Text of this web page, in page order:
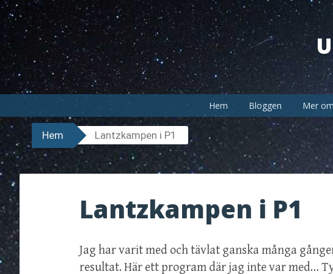
Hoppa
till
innehåll
Hem Bloggen Mer
Hem Lantzkampen i P1
Lantzkampen i P1
Jag har varit med och tävlat ganska många
resultat. Här ett program där jag inte var med…